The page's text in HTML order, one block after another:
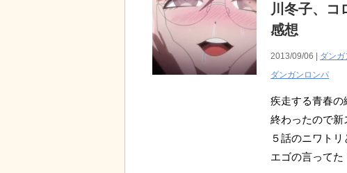
川冬子、コ
感想
2013/09/06 | ダン
ダンガンロンパ
疾走する青春の
終わったので新
５話のニワト
エゴの言って